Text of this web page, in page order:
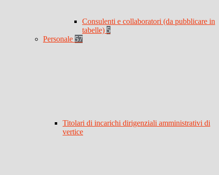
Consulenti e collaboratori (da pubblicare in
tabelle) 5
Personale 57
Titolari di incarichi dirigenziali amministrativi di
vertice